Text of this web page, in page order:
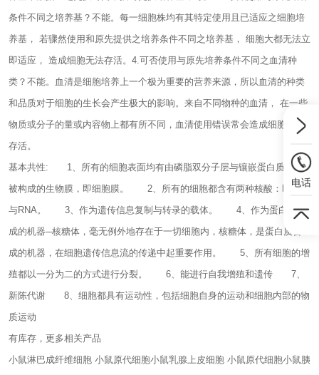
条件不同之培养基？不能。每一细胞株均有其特定使用且已适应之细胞培
养基， 若骤然使用和原先提供之培养条件不同之培养基， 细胞大都无法立
即适应， 造成细胞无法存活。4.可否使用与原先培养条件不同之血清种
类？不能。血清是细胞培养上一个极为重要的营养来源，所以血清的种类
和品质对于细胞的生长会产生极大的影响。来自不同物种的血清， 在一些
物质或分子的量或内容物上都有所不同，血清使用错误常会造成细胞无法
存活。
基本共性: 1、所有的细胞表面均有由磷脂双分子层与镶嵌蛋白质及糖
被构成的生物膜，即细胞膜。
2、所有的细胞都含有两种核酸：即DNA
与RNA。
3、作为遗传信息复制与转录的载体。
4、作为蛋白质合
成的机器─核糖体，毫无例外地存在于一切细胞内，核糖体，是蛋白质合
成的机器，在细胞遗传信息流的传递中起重要作用。
5、所有细胞的增
殖都以一分为二的方式进行分裂。
6、能进行自我增殖和遗传 7、
新陈代谢 8、细胞都具有运动性，包括细胞自身的运动和细胞内部的物
质运动
有库存，更多相关产品
小鼠淋巴成纤维细胞 小鼠原代细胞小鼠乳腺上皮细胞 小鼠原代细胞小鼠胰
电话